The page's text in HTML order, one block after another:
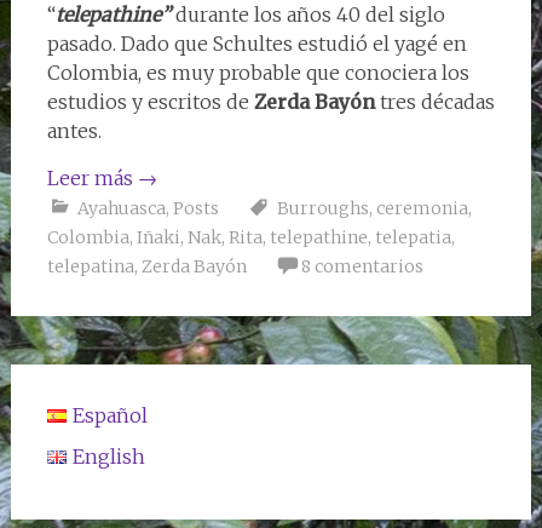
“telepathine”durante los años 40 del siglo
pasado. Dado que Schultes estudió el yagé en
Colombia, es muy probable que conociera los
estudios y escritos de Zerda Bayóntres décadas
antes.
Leer más →
Ayahuasca, Posts Burroughs, ceremonia,
Colombia, Iñaki, Nak, Rita, telepathine, telepatia,
telepatina, Zerda Bayón 8 comentarios
Español
English